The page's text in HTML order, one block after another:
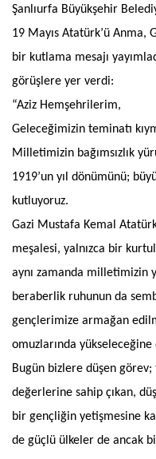
Şanlıurfa Büyükşehir
19 Mayıs Atatürk’ü Anma,
bir kutlama mesajı
görüşlere yer verdi:
“Aziz Hemşehrilerim,
Geleceğimizin teminatı
Milletimizin bağımsızlık
1919’un yıl dönümünü;
kutluyoruz.
Gazi Mustafa Kemal
meşalesi, yalnızca bir
aynı zamanda milletimizin
beraberlik ruhunun da
gençlerimize armağan
omuzlarında
Bugün bizlere düşen
değerlerine sahip çıkan,
bir gençliğin yetişmesine
de güçlü ülkeler de ancak